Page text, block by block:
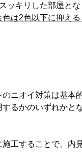
ッキリした部屋と
色は2色以下に抑える
ニオイ対策は基本
るかのいずれかと
工することで、内